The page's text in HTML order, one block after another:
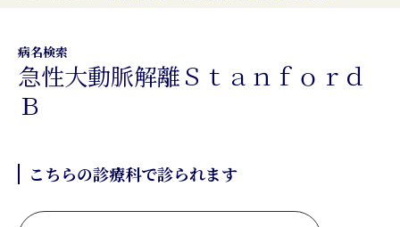
病名検索
急性大動脈解離Ｓｔａｎｆｏｒｄ
Ｂ
こちらの診療科で診られます